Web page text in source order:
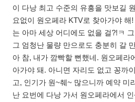
이 다낭 최고 수준의 유흥을 맛보길
요없이 원오페라 KTV로 찾아가야 해
는 아마 세상 어디에도 없을 걸?!ㅋ
그 엄청난 물량 만으로도 충분히 갈
아 참, 내가 깜빡할 뻔했네. 원오페라
아가야 돼. 아니면 자리도 없고 꽁까
고, 인기가 원~췌~ 많으니까 예약 미
난 요번에 다낭 가서 원오페라에서